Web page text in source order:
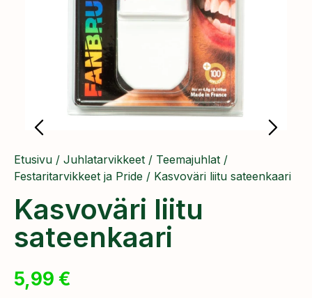
Etusivu / Juhlatarvikkeet / Teemajuhlat /
Festaritarvikkeet ja Pride / Kasvoväri liitu sateenkaari
Kasvoväri liitu
sateenkaari
5,99 €